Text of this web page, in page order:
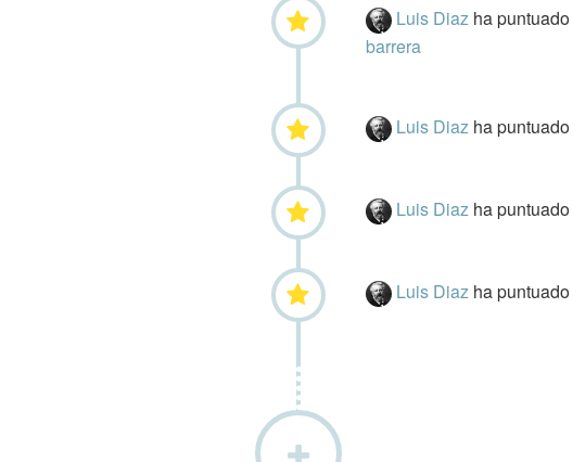
Luis Diaz ha puntuado
barrera
Luis Diaz ha puntuado
Luis Diaz ha puntuado
Luis Diaz ha puntuado